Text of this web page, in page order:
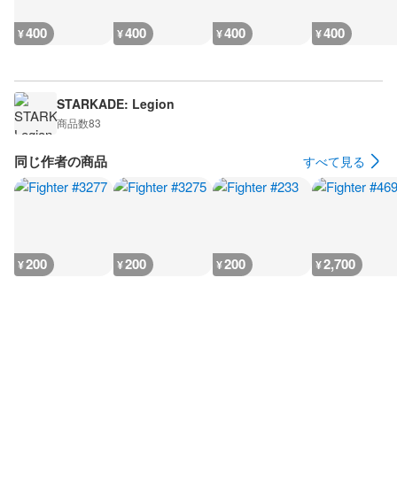
¥400 ¥400 ¥400 ¥400
STARKADE: Legion
商品数83
同じ作者の商品 すべて見る
¥200 ¥200 ¥200 ¥2,700